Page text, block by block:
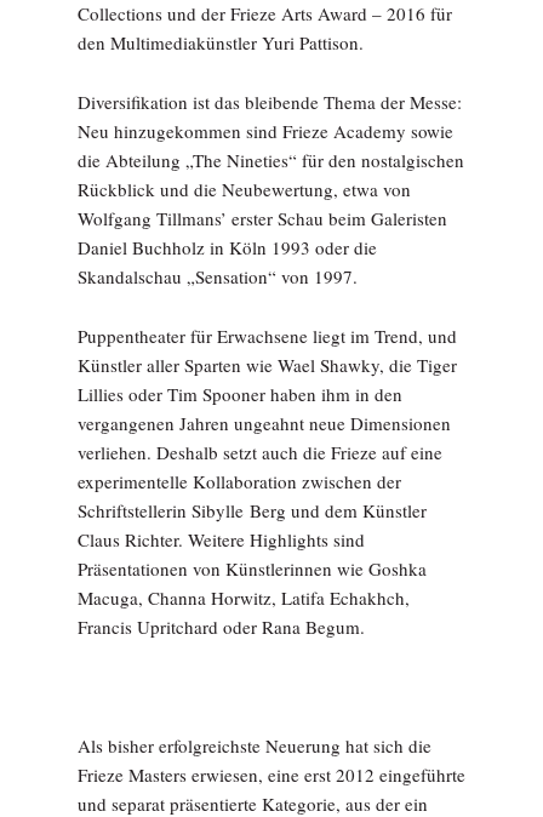
Collections und der Frieze Arts Award – 2016 für
den Multimediakünstler Yuri Pattison.
Diversifikation ist das bleibende Thema der Messe:
Neu hinzugekommen sind Frieze Academy sowie
die Abteilung „The Nineties“ für den nostalgischen
Rückblick und die Neubewertung, etwa von
Wolfgang Tillmans’ erster Schau beim Galeristen
Daniel Buchholz in Köln 1993 oder die
Skandalschau „Sensation“ von 1997.
Puppentheater für Erwachse­ne liegt im Trend, und
Künstler aller Sparten wie Wael Shawky, die Tiger
Lillies oder Tim Spooner haben ihm in den
vergangenen Jahren ungeahnt neue Dimensionen
verliehen. Deshalb setzt auch die Frieze auf eine
experimentelle Kollaboration zwischen der
Schriftstellerin Sibylle Berg und dem Künstler
Claus Richter. Weitere Highlights sind
Präsentationen von Künstlerinnen wie Goshka
Macuga, Channa Horwitz, Latifa Echakhch,
Francis Upritchard oder Rana Begum.
Als bisher erfolgreichste Neuerung hat sich die
Frieze Masters erwiesen, eine erst 2012 eingeführte
und separat prä­sentierte Kategorie, aus der ein